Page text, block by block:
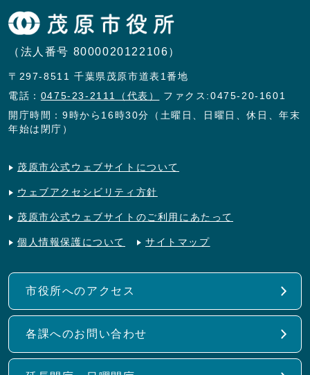
（法人番号 8000020122106）
〒297-8511 千葉県茂原市道表1番地
電話： 0475-23-2111（代表）
ファクス:0475-20-1601
開庁時間：9時から16時30分（土曜日、日曜日、休日、年末
年始は閉庁）
茂原市公式ウェブサイトについて
ウェブアクセシビリティ方針
茂原市公式ウェブサイトのご利用にあたって
個人情報保護について サイトマップ
市役所へのアクセス
各課へのお問い合わせ